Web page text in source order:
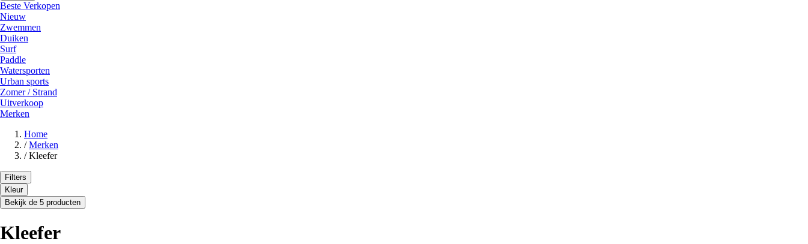
Beste Verkopen
Nieuw
Zwemmen
Duiken
Surf
Paddle
Watersporten
Urban sports
Zomer / Strand
Uitverkoop
Merken
Home
/ Merken
/ Kleefer
Filters
Kleur
Bekijk de 5 producten
Kleefer